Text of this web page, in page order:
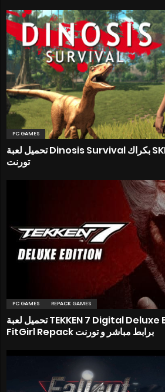
PC GAMES
تحميل لعبة Dinosis Survival بكراك SKIDROW برابط مباشر و
تورنت
PC GAMES REPACK GAMES
تحميل لعبة TEKKEN 7 Digital Deluxe Edition مضغوطة من
FitGirl Repack برابط مباشر و تورنت